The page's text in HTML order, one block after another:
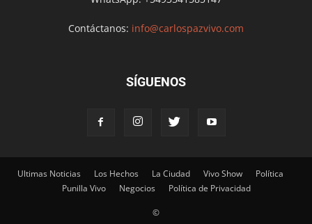
Contáctanos: info@carlospazvivo.com
SÍGUENOS
Ultimas Noticias Los Hechos La Ciudad Vivo Show
Política
Punilla Vivo
Negocios Política de Privacidad
©